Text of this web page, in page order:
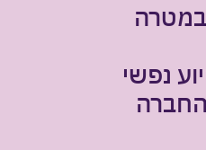
במטרה
נפשי